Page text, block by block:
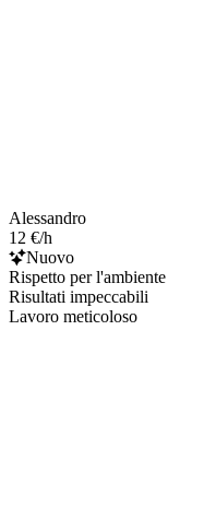
Alessandro
12 €/h
Nuovo
Rispetto per l'ambiente
Risultati impeccabili
Lavoro meticoloso